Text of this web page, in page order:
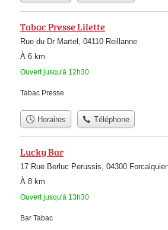
Tabac Presse Lilette
Rue du Dr Martel, 04110 Reillanne
À 6 km
Ouvert jusqu'à 12h30
Tabac Presse
Horaires Téléphone
Lucky Bar
17 Rue Berluc Perussis, 04300 Forcalquier
À 8 km
Ouvert jusqu'à 13h30
Bar Tabac